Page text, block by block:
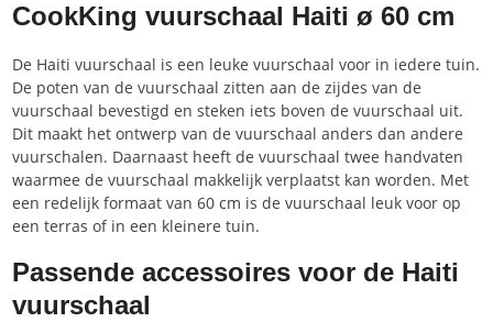
CookKing vuurschaal Haiti ø 60 cm
De Haiti vuurschaal is een leuke vuurschaal voor in iedere tuin.
De poten van de vuurschaal zitten aan de zijdes van de
vuurschaal bevestigd en steken iets boven de vuurschaal uit.
Dit maakt het ontwerp van de vuurschaal anders dan andere
vuurschalen. Daarnaast heeft de vuurschaal twee handvaten
waarmee de vuurschaal makkelijk verplaatst kan worden. Met
een redelijk formaat van 60 cm is de vuurschaal leuk voor op
een terras of in een kleinere tuin.
Passende accessoires voor de Haiti
vuurschaal